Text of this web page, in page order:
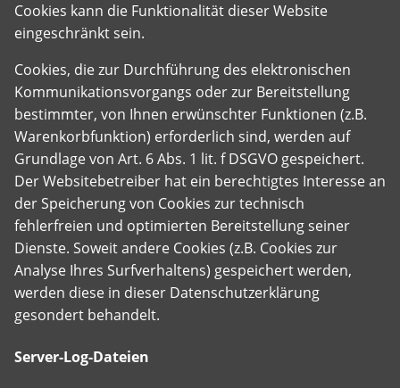
Cookies kann die Funktionalität dieser Website
eingeschränkt sein.
Cookies, die zur Durchführung des elektronischen
Kommunikationsvorgangs oder zur Bereitstellung
bestimmter, von Ihnen erwünschter Funktionen (z.B.
Warenkorbfunktion) erforderlich sind, werden auf
Grundlage von Art. 6 Abs. 1 lit. f DSGVO gespeichert.
Der Websitebetreiber hat ein berechtigtes Interesse an
der Speicherung von Cookies zur technisch
fehlerfreien und optimierten Bereitstellung seiner
Dienste. Soweit andere Cookies (z.B. Cookies zur
Analyse Ihres Surfverhaltens) gespeichert werden,
werden diese in dieser Datenschutzerklärung
gesondert behandelt.
Server-Log-Dateien